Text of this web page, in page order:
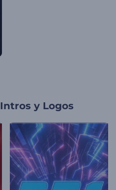
Intros y Logos